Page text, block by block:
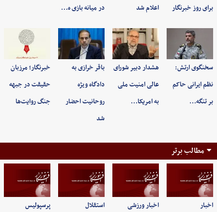
برای روز خبرنگار اعلام شد در میانه بازی ه…
سخنگوی ارتش:
نظم ایرانی حاکم
بر تنگه…
هشدار دبیر شورای
عالی امنیت ملی
به امریکا…
باقر خرازی به
دادگاه ویژه
روحانیت احضار
شد
خبرنگار؛ مرزبان
حقیقت در جبهه
جنگ روایت‌ها
مطالب برتر
اخبار اخبار ورزشی استقلال پرسپولیس